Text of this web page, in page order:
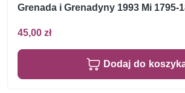
Grenada i Grenadyny 1993 Mi 1795-
45,00 zł
Dodaj do